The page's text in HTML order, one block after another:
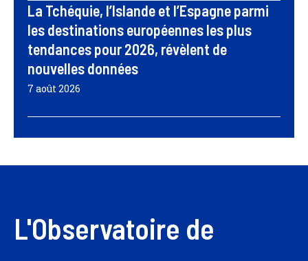
La Tchéquie, l’Islande et l’Espagne parmi
les destinations européennes les plus
tendances pour 2026, révèlent de
nouvelles données
7 août 2026
L'Observatoire de